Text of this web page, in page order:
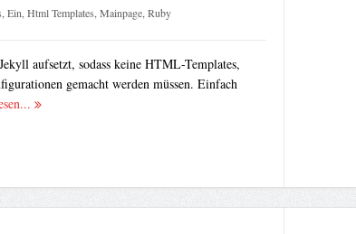
,Ein,Html Templates,Mainpage,Ruby
aufsetzt, sodass keine HTML-Templates,
gemacht werden müssen. Einfach